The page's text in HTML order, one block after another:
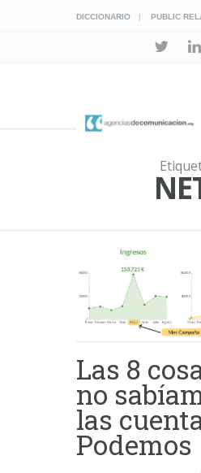
DICCIONARIO PUBLIC
Las 8
no
las
Podemos